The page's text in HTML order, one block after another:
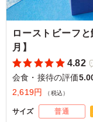
ローストビーフ
月】
4.82
会食・接待の評価
2,619円
（税込）
サイズ 普通